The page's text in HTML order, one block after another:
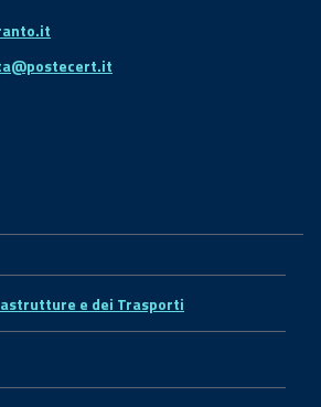
e dei Trasporti